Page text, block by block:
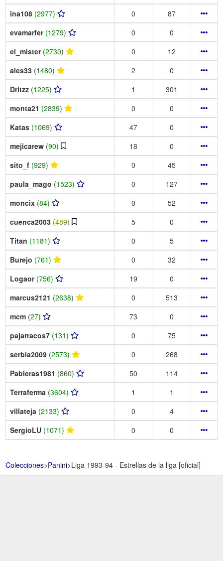
ina108 (2977) 0
87
evamarfer (1279) 0
0
el_mister (2730) 0
12
ales33 (1480) 2
0
Dritzz (1225) 1
301
monta21 (2839) 0
0
Katas (1069) 47
0
mejicarew (90) 18
0
sito_f (929) 0
45
paula_mago (1523) 0
127
moncix (84) 0
52
cuenca2003 (489) 5
0
Titan (1181) 0
5
Burejo (761) 0
32
Logaor (756) 19
0
marcus2121 (2638) 0
513
mcm (27) 73
0
pajarracos7 (131) 0
75
serbia2009 (2573) 0
268
Pableras1981 (860) 50
114
Terraferma (3604) 1
1
villateja (2133) 0
4
SergioLU (1071) 0 0
Colecciones>Panini>Liga 1993-94 - Estrellas de la liga [oficial]